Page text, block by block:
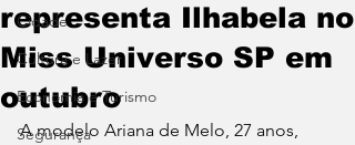
Cidade
Cultura e Lazer
Economia e Turismo
Segurança
representa Ilhabela no
Miss Universo SP em
outubro
A modelo Ariana de Melo, 27 anos,